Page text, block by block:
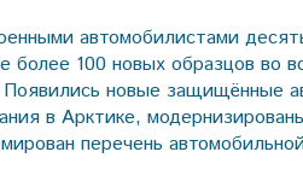
автомобилистами
более 100 новых образцов во
новые защищённые
в Арктике,
перечень